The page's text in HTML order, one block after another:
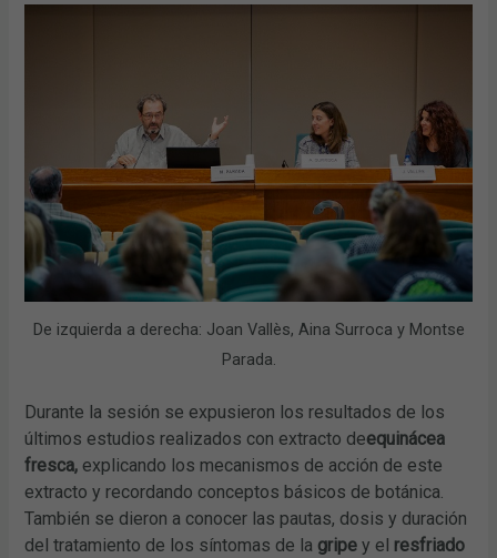
De izquierda a derecha: Joan Vallès, Aina Surroca y Montse
Parada.
Durante la sesión se expusieron los resultados de los
últimos estudios realizados con extracto deequinácea
fresca, explicando los mecanismos de acción de este
extracto y recordando conceptos básicos de botánica.
También se dieron a conocer las pautas, dosis y duración
del tratamiento de los síntomas de la gripe y el resfriado